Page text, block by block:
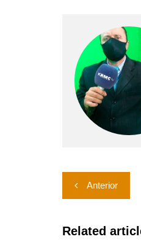
de
Post
Anterior
Related